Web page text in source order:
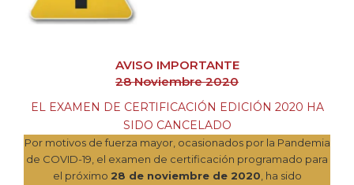
AVISO IMPORTANTE
28 Noviembre 2020
EL EXAMEN DE CERTIFICACIÓN EDICIÓN 2020 HA
SIDO CANCELADO
Por motivos de fuerza mayor, ocasionados por la Pandemia
de COVID-19, el examen de certificación programado para
el próximo 28 de noviembre de 2020 , ha sido